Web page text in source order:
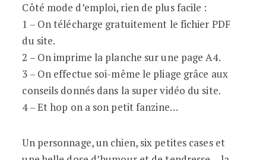
Côté mode d’emploi, rien de plus facile :
1 – On télécharge gratuitement le fichier PDF
du site.
2 – On imprime la planche sur une page A4.
3 – On effectue soi-même le pliage grâce aux
conseils donnés dans la super vidéo du site.
4 – Et hop on a son petit fanzine…
Un personnage, un chien, six petites cases et